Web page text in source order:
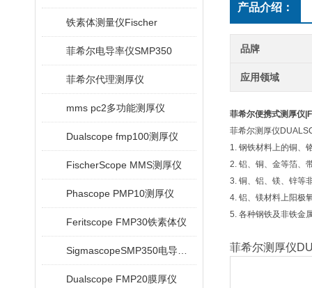
铁素体测量仪Fischer
菲希尔电导率仪SMP350
菲希尔代理测厚仪
mms pc2多功能测厚仪
Dualscope fmp100测厚仪
FischerScope MMS测厚仪
Phascope PMP10测厚仪
Feritscope FMP30铁素体仪
Dualscope FMP20膜厚仪
产品介绍：
品牌
应用领域
菲希尔便携式测厚仪
菲希尔测厚仪
1. 钢铁材料上的铜、
2. 铝、铜、金等箔、
3. 铜、铝、镁、锌等
4. 铝、镁材料上阳极
5. 各种钢铁及非铁金
菲希尔测厚仪